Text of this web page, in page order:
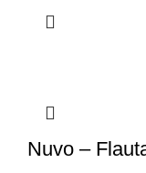
Nuvo –